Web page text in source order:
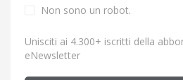
Non sono un robot.
Unisciti ai 4.300+ iscritti della
eNewsletter